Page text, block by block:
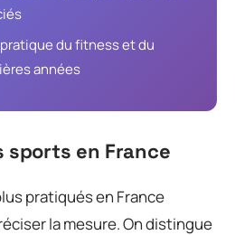
du fitness et du
années
sports en France
pratiqués en France
la mesure. On distingue